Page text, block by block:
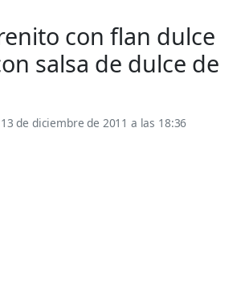
con flan dulce
salsa de dulce de
de diciembre de 2011 a las 18:36